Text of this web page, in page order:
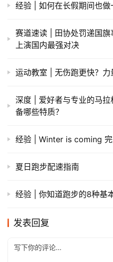
经验 | 如何在长假期间也
赛道速读 | 田协处罚递国
上演国内最强对决
运动教室 | 无伤跑更快？力
深度 | 爱好者与专业的马
备哪些特质？
经验 | Winter is coming
夏日跑步配速指南
经验 | 你知道跑步的8种基
发表回复